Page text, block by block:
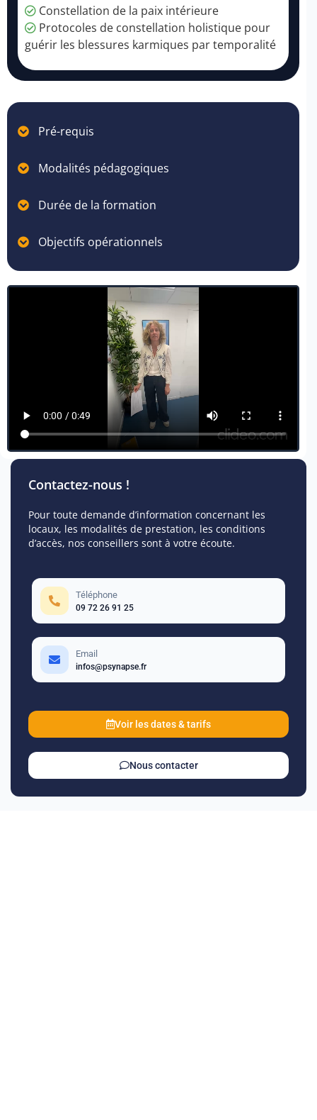
Constellation de la paix intérieure
Protocoles de constellation holistique pour
guérir les blessures karmiques par temporalité
Pré-requis
Modalités pédagogiques
Durée de la formation
Objectifs opérationnels
Contactez-nous !
Pour toute demande d’information concernant les
locaux, les modalités de prestation, les conditions
d’accès, nos conseillers sont à votre écoute.
Téléphone
09 72 26 91 25
Email
infos@psynapse.fr
Voir les dates & tarifs
Nous contacter